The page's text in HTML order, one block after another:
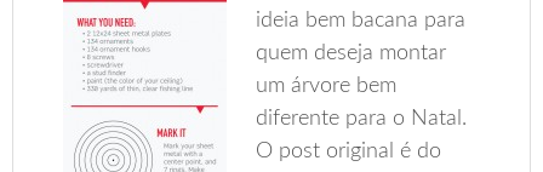
ideia bem bacana para
quem deseja montar
um árvore bem
diferente para o Natal.
O post original é do